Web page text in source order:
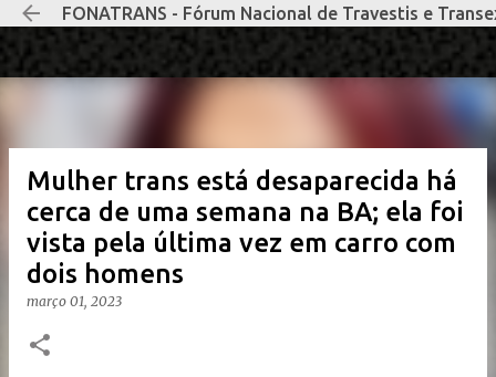
Pular para o conteúdo
FONATRANS - Fórum Nacional de Travestis e
Mulher trans está desaparecida há
cerca de uma semana na BA; ela foi
vista pela última vez em carro com
dois homens
março 01, 2023